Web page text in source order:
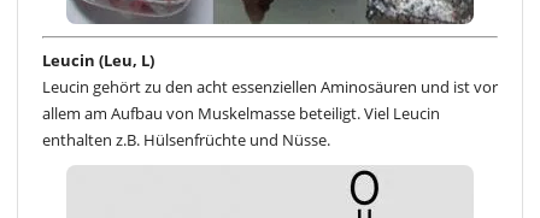
Leucin (Leu, L)
Leucin gehört zu den acht essenziellen Aminosäuren und ist vor
allem am Aufbau von Muskelmasse beteiligt. Viel Leucin
enthalten z.B. Hülsenfrüchte und Nüsse.